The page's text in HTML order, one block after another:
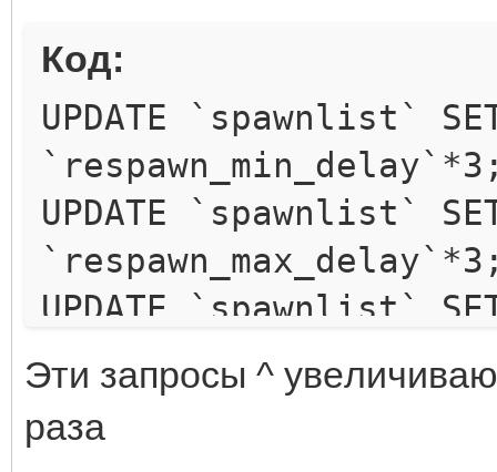
Код:
UPDATE `spawnlist`
UPDATE `spawnlist`
UPDATE `spawnlist`
`respawnDelay`*3;
UPDATE `spawnlist`
`respawnDelay`*3;
Эти зaпpocы ^
paзa